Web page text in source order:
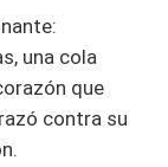
una cola
que
contra su